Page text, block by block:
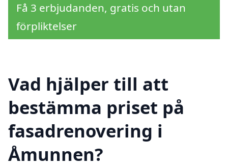
Få 3 erbjudanden, gratis och utan
förpliktelser
Vad hjälper till att
bestämma priset på
fasadrenovering i
Åmunnen?